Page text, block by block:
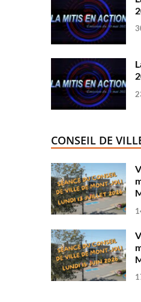
CONSEIL DE